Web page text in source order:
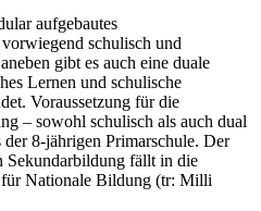
aufgebautes
schulisch und
gibt es auch eine duale
Lernen und schulische
Voraussetzung für die
– sowohl schulisch als auch dual
8-jährigen Primarschule. Der
Sekundarbildung fällt in die
Nationale Bildung (tr: Milli